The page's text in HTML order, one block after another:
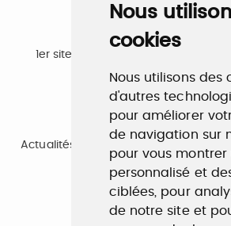
Nous
cookies
Nous utilisons des
d'autres
pour améliorer
de navigation sur
pour vous
personnalisé et
ciblées, pour
de notre site et
Emploi
1er site emploi du secteur culturel
Formation
Actualités, guide et annuaire des
de la culture.
www.profilculture-
Accompagnement